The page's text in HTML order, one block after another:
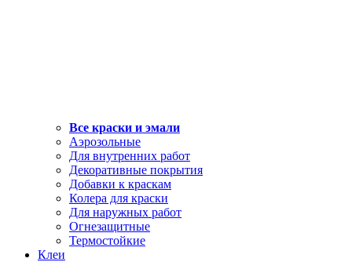
Все краски и эмали
Аэрозольные
Для внутренних работ
Декоративные покрытия
Добавки к краскам
Колера для краски
Для наружных работ
Огнезащитные
Термостойкие
Клеи